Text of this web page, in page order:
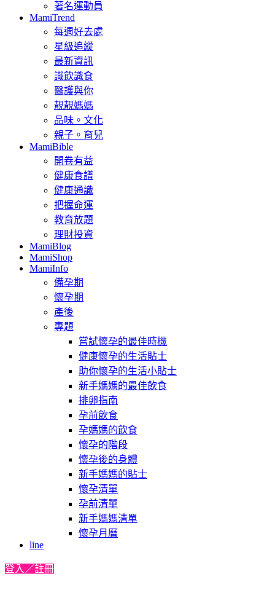
著名運動員
MamiTrend
每週好去處
星級追縱
最新資訊
識飲識食
醫護與你
靚靚媽媽
品味。文化
親子。育兒
MamiBible
開卷有益
健康食譜
健康通識
把握命運
教育放題
理財投資
MamiBlog
MamiShop
MamiInfo
備孕期
懷孕期
產後
專題
嘗試懷孕的最佳時機
健康懷孕的生活貼士
助你懷孕的生活小貼士
新手媽媽的最佳飲食
排卵指南
孕前飲食
孕媽媽的飲食
懷孕的階段
懷孕後的身體
新手媽媽的貼士
懷孕清單
孕前清單
新手媽媽清單
懷孕月曆
line
登入／註冊